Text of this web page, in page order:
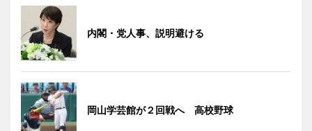
内閣・党人事、説明避ける
岡山学芸館が２回戦へ 高校野球